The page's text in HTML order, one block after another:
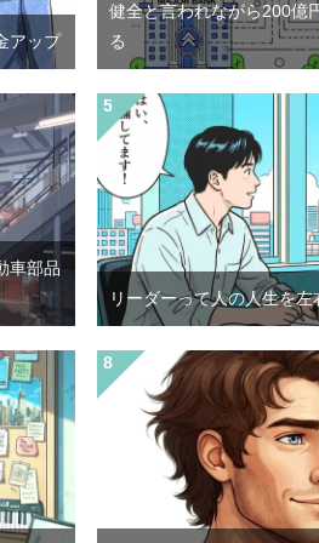
アップ
健全と言われながら200億
る
車部品
リーダーって人の人生を左